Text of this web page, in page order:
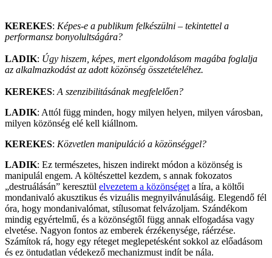
KEREKES: Képes-e a publikum felkészülni – tekintettel a
performansz bonyolultságára?
LADIK: Úgy hiszem, képes, mert elgondolásom magába foglalja
az alkalmazkodást az adott közönség összetételéhez.
KEREKES: A szenzibilitásának megfelelően?
LADIK: Attól függ minden, hogy milyen helyen, milyen városban,
milyen közönség elé kell kiállnom.
KEREKES: Közvetlen manipuláció a közönséggel?
LADIK: Ez természetes, hiszen indirekt módon a közönség is
manipulál engem. A költészettel kezdem, s annak fokozatos
„destruálásán” keresztül elvezetem a közönséget a líra, a költői
mondanivaló akusztikus és vizuális megnyilvánulásáig. Elegendő fél
óra, hogy mondanivalómat, stílusomat felvázoljam. Szándékom
mindig egyértelmű, és a közönségtől függ annak elfogadása vagy
elvetése. Nagyon fontos az emberek érzékenysége, ráérzése.
Számítok rá, hogy egy réteget meglepetésként sokkol az előadásom
és ez öntudatlan védekező mechanizmust indít be nála.